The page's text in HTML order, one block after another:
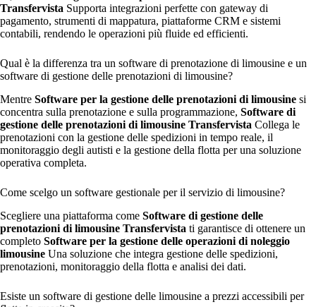
Transfervista Supporta integrazioni perfette con gateway di
pagamento, strumenti di mappatura, piattaforme CRM e sistemi
contabili, rendendo le operazioni più fluide ed efficienti.
Qual è la differenza tra un software di prenotazione di limousine e un
software di gestione delle prenotazioni di limousine?
Mentre Software per la gestione delle prenotazioni di limousine si
concentra sulla prenotazione e sulla programmazione, Software di
gestione delle prenotazioni di limousine Transfervista Collega le
prenotazioni con la gestione delle spedizioni in tempo reale, il
monitoraggio degli autisti e la gestione della flotta per una soluzione
operativa completa.
Come scelgo un software gestionale per il servizio di limousine?
Scegliere una piattaforma come Software di gestione delle
prenotazioni di limousine Transfervista ti garantisce di ottenere un
completo Software per la gestione delle operazioni di noleggio
limousine Una soluzione che integra gestione delle spedizioni,
prenotazioni, monitoraggio della flotta e analisi dei dati.
Esiste un software di gestione delle limousine a prezzi accessibili per